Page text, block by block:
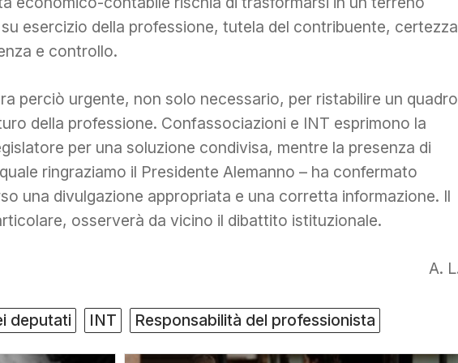
esercizio della professione, tutela del contribuente, certezza
e controllo.
perciò urgente, non solo necessario, per ristabilire un quadro
della professione. Confassociazioni e INT esprimono la
per una soluzione condivisa, mentre la presenza di
ringraziamo il Presidente Alemanno – ha confermato
una divulgazione appropriata e una corretta informazione. Il
osserverà da vicino il dibattito istituzionale.
A.
deputati INT Responsabilità del professionista